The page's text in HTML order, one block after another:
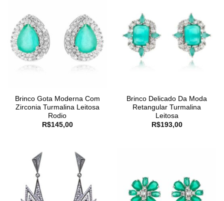
Brinco Gota Moderna Com
Zirconia Turmalina Leitosa
Rodio
R$145,00
Brinco Delicado Da Moda
Retangular Turmalina
Leitosa
R$193,00